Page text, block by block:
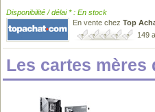
Disponibilité / délai * : En stock
En vente chez Top
149
Les cartes mères